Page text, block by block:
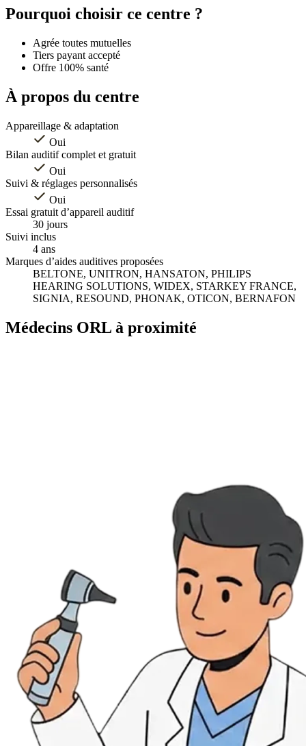
+
Pourquoi choisir ce centre ?
Agrée toutes mutuelles
Tiers payant accepté
Offre 100% santé
À propos du centre
Appareillage & adaptation
Oui
Bilan auditif complet et gratuit
Oui
Suivi & réglages personnalisés
Oui
Essai gratuit d’appareil auditif
30 jours
Suivi inclus
4 ans
Marques d’aides auditives proposées
BELTONE, UNITRON, HANSATON, PHILIPS
HEARING SOLUTIONS, WIDEX, STARKEY FRANCE,
SIGNIA, RESOUND, PHONAK, OTICON, BERNAFON
Médecins ORL à proximité